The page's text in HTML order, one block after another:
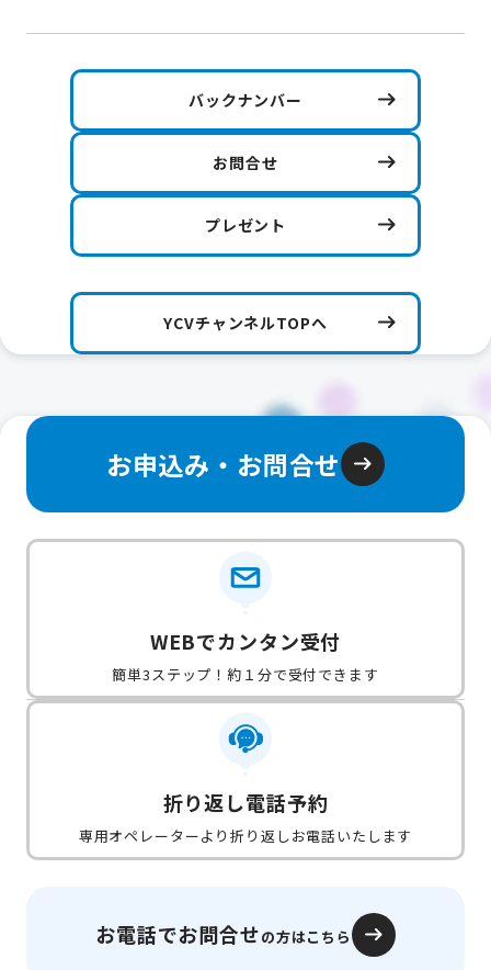
バックナンバー
お問合せ
プレゼント
YCVチャンネルTOPへ
お申込み・お問合せ
WEBでカンタン受付
簡単3ステップ！約１分で受付できます
折り返し電話予約
専用オペレーターより折り返しお電話いたします
お電話でお問合せの方はこちら